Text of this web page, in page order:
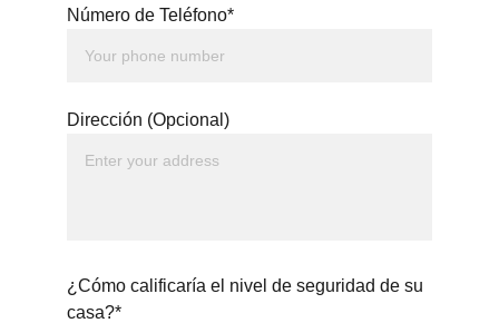
Número de Teléfono*
Dirección (Opcional)
¿Cómo calificaría el nivel de seguridad de su
casa?*